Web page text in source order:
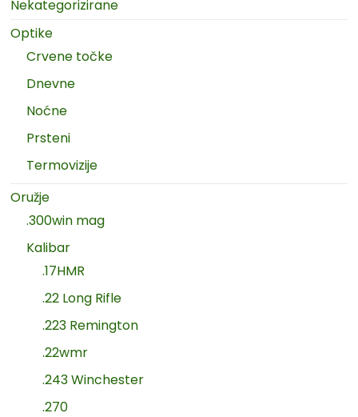
Nekategorizirane
Optike
Crvene točke
Dnevne
Noćne
Prsteni
Termovizije
Oružje
.300win mag
Kalibar
.17HMR
.22 Long Rifle
.223 Remington
.22wmr
.243 Winchester
.270